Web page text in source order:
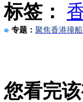
安徽一实载49人
标签：
专题： 聚焦香港撞
您看完